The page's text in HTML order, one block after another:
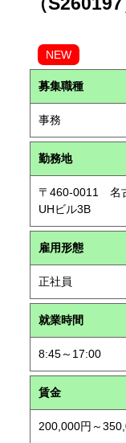
NEW
募集職種
事務
勤務地
〒460-0011 名
UHビル3B
雇用形態
正社員
就業時間
8:45～17:00
賃金
200,000円～